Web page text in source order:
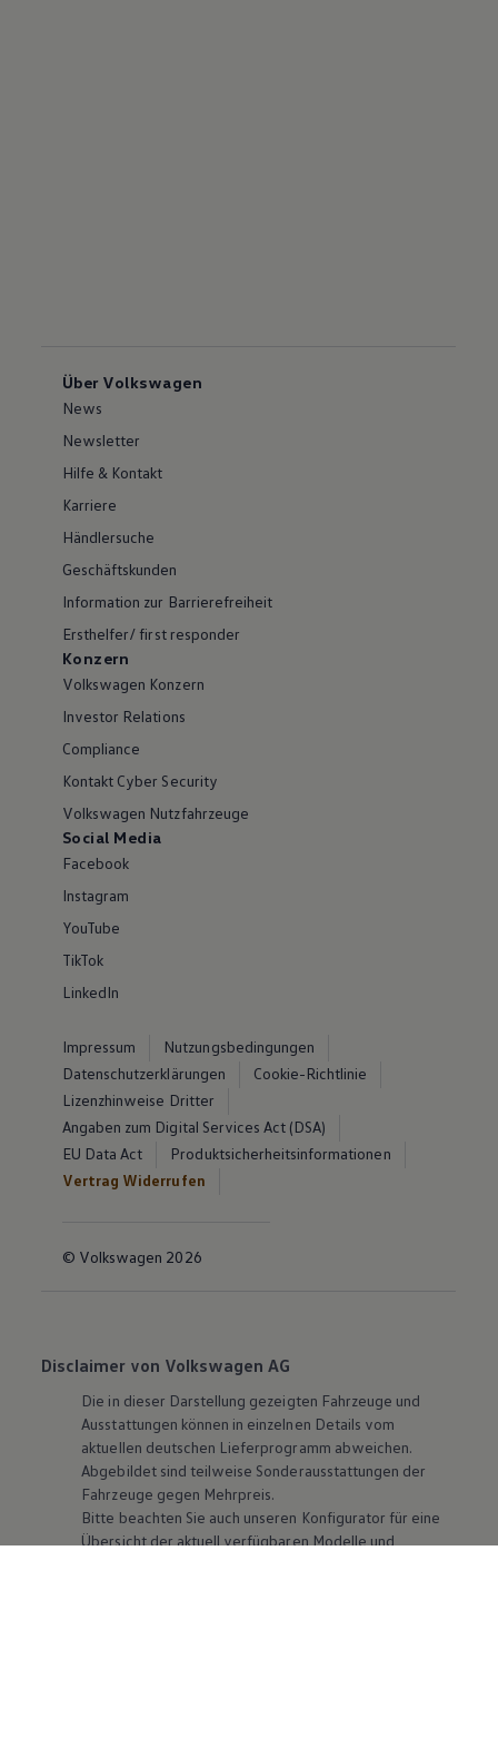
Über Volkswagen
News
Newsletter
Hilfe & Kontakt
Karriere
Händlersuche
Geschäftskunden
Information zur Barrierefreiheit
Ersthelfer/ first responder
Konzern
Volkswagen Konzern
Investor Relations
Compliance
Kontakt Cyber Security
Volkswagen Nutzfahrzeuge
Social Media
Facebook
Instagram
YouTube
TikTok
LinkedIn
Impressum
Nutzungsbedingungen
Datenschutzerklärungen
Cookie-Richtlinie
Lizenzhinweise Dritter
Angaben zum Digital Services Act (DSA)
EU Data Act
Produktsicherheitsinformationen
Vertrag Widerrufen
© Volkswagen 2026
Disclaimer von Volkswagen AG
Die in dieser Darstellung gezeigten Fahrzeuge und
Ausstattungen können in einzelnen Details vom
aktuellen deutschen Lieferprogramm abweichen.
Abgebildet sind teilweise Sonderausstattungen der
Fahrzeuge gegen Mehrpreis.
Bitte beachten Sie auch unseren Konfigurator für eine
Übersicht der aktuell verfügbaren Modelle und